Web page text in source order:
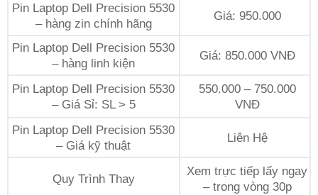
Pin Laptop Dell Precision 5530
– hàng zin chính hãng
Giá: 950.000
Pin Laptop Dell Precision 5530
– hàng linh kiện
Giá: 850.000 VNĐ
Pin Laptop Dell Precision 5530
– Giá Sỉ: SL > 5
550.000 – 750.000
VNĐ
Pin Laptop Dell Precision 5530
– Giá kỹ thuật
Liên Hệ
Quy Trình Thay
Xem trực tiếp lấy ngay
– trong vòng 30p